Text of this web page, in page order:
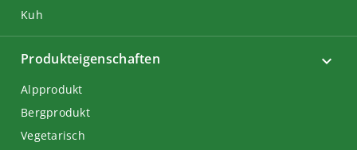
Kuh
Produkteigenschaften
Alpprodukt
Bergprodukt
Vegetarisch